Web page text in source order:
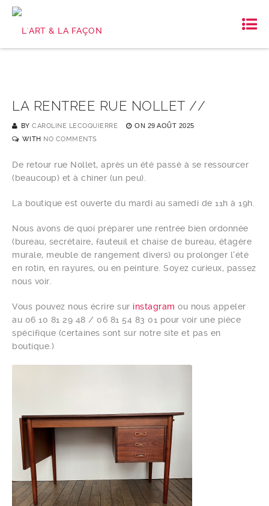
LA RENTREE RUE NOLLET //
BY CAROLINE LECOQUIERRE ON 29 AOÛT 2025
WITH NO COMMENTS
De retour rue Nollet, après un été passé à se ressourcer
(beaucoup) et à chiner (un peu).
La boutique est ouverte du mardi au samedi de 11h à 19h.
Nous avons de quoi préparer une rentrée bien ordonnée
(bureau, secrétaire, fauteuil et chaise de bureau, étagère
murale, meuble de rangement divers) ou prolonger l’été
en rotin, en rayures, ou en peinture. Soyez curieux, passez
nous voir.
Vous pouvez nous écrire sur instagram ou nous appeler
au 06 10 81 29 48 / 06 81 54 83 01 pour voir une pièce
spécifique (certaines sont sur notre site et pas en
boutique.)